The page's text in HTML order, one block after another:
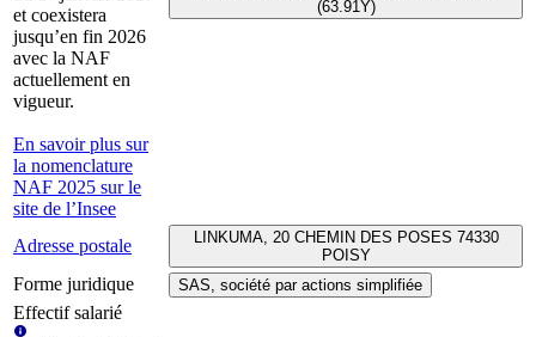
et coexistera
jusqu’en fin 2026
avec la NAF
actuellement en
vigueur.
En savoir plus sur
la nomenclature
NAF 2025 sur le
site de l’Insee
(63.91Y)
Adresse postale
LINKUMA, 20 CHEMIN DES POSES 74330
POISY
Forme juridique SAS, société par actions simplifiée
Effectif salarié